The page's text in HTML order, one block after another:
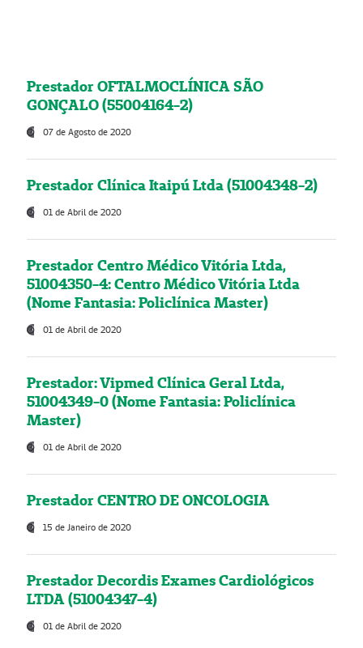
Prestador OFTALMOCLÍNICA SÃO
GONÇALO (55004164-2)
07 de Agosto de 2020
Prestador Clínica Itaipú Ltda (51004348-2)
01 de Abril de 2020
Prestador Centro Médico Vitória Ltda,
51004350-4: Centro Médico Vitória Ltda
(Nome Fantasia: Policlínica Master)
01 de Abril de 2020
Prestador: Vipmed Clínica Geral Ltda,
51004349-0 (Nome Fantasia: Policlínica
Master)
01 de Abril de 2020
Prestador CENTRO DE ONCOLOGIA
15 de Janeiro de 2020
Prestador Decordis Exames Cardiológicos
LTDA (51004347-4)
01 de Abril de 2020